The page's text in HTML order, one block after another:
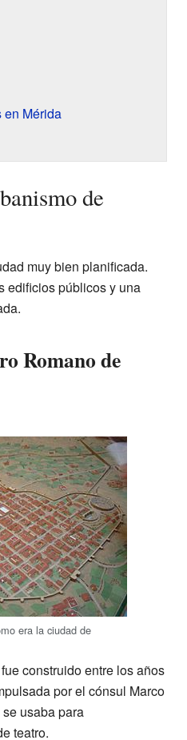
en Mérida
de
muy bien planificada.
edificios públicos y una
Romano de
era la ciudad de
fue construido entre los años
por el cónsul Marco
usaba para
teatro.